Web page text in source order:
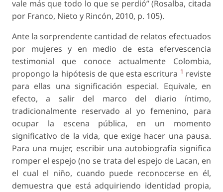
vale más que todo lo que se perdió” (Rosalba, citada
por Franco, Nieto y Rincón, 2010, p. 105).
Ante la sorprendente cantidad de relatos efectuados
por mujeres y en medio de esta efervescencia
testimonial que conoce actualmente Colombia,
propongo la hipótesis de que esta escritura 1 reviste
para ellas una significación especial. Equivale, en
efecto, a salir del marco del diario íntimo,
tradicionalmente reservado al yo femenino, para
ocupar la escena pública, en un momento
significativo de la vida, que exige hacer una pausa.
Para una mujer, escribir una autobiografía significa
romper el espejo (no se trata del espejo de Lacan, en
el cual el niño, cuando puede reconocerse en él,
demuestra que está adquiriendo identidad propia,